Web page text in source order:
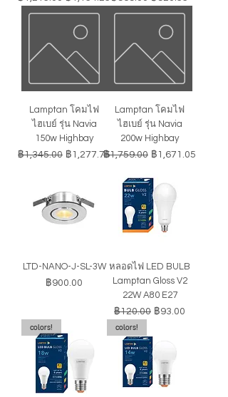
Lamptan โคมไฟ
ไฮเบย์ รุ่น Navia
150w Highbay
ราคาปกติ
฿1,345.00 ราคาขายลด
฿1,277.75
Lamptan โคมไฟ
ไฮเบย์ รุ่น Navia
200w Highbay
ราคาปกติ
฿1,759.00 ราคาขายลด
฿1,671.05
LTD-NANO-J-SL-3W
ราคา
฿900.00
หลอดไฟ LED BULB
Lamptan Gloss V2
22W A80 E27
ราคาปกติ
฿120.00 ราคาขายลด
฿93.00
colors!
colors!